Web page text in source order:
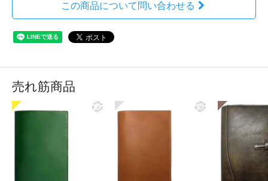
この商品について問い合わせる
売れ筋商品